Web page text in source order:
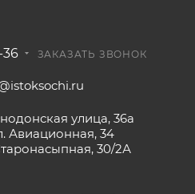
36 ЗАКАЗАТЬ ЗВОНОК
улица, 36а
Авиационная, 34
30/2А